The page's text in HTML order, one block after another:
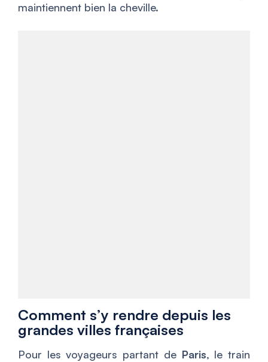
maintiennent bien la cheville.
Comment s’y rendre depuis les
grandes villes françaises
Pour les voyageurs partant de Paris, le train